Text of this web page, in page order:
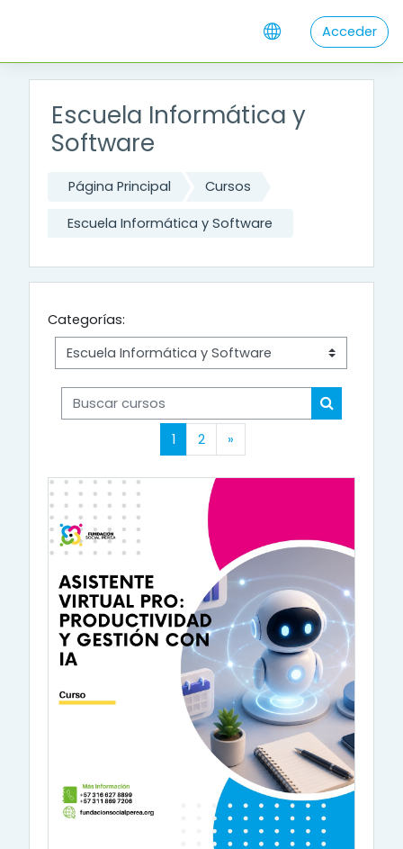
Acceder
Escuela Informática y
Software
Página Principal Cursos
Escuela Informática y Software
Categorías:
Buscar cursos
Buscar
1(actual)
2 »